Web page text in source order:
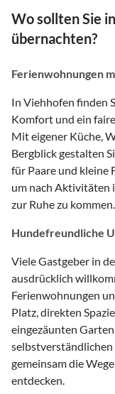
Wo sollten Sie
übernachten?
Ferienwohnungen
In Viehhofen finden
Komfort und ein
Mit eigener Küche,
Bergblick gestalten
für Paare und kleine
um nach Aktivitäten
zur Ruhe zu kommen.
Hundefreundliche
Viele Gastgeber in
ausdrücklich
Ferienwohnungen
Platz, direkten
eingezäunten
selbstverständlichen
gemeinsam die
entdecken.